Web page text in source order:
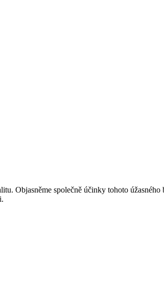
Objasněme společně účinky tohoto